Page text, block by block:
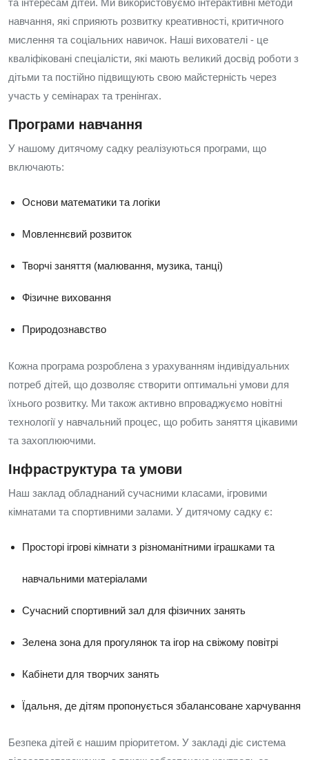
та інтересам дітей. Ми використовуємо інтерактивні методи
навчання, які сприяють розвитку креативності, критичного
мислення та соціальних навичок. Наші вихователі - це
кваліфіковані спеціалісти, які мають великий досвід роботи з
дітьми та постійно підвищують свою майстерність через
участь у семінарах та тренінгах.
Програми навчання
У нашому дитячому садку реалізуються програми, що
включають:
Основи математики та логіки
Мовленнєвий розвиток
Творчі заняття (малювання, музика, танці)
Фізичне виховання
Природознавство
Кожна програма розроблена з урахуванням індивідуальних
потреб дітей, що дозволяє створити оптимальні умови для
їхнього розвитку. Ми також активно впроваджуємо новітні
технології у навчальний процес, що робить заняття цікавими
та захоплюючими.
Інфраструктура та умови
Наш заклад обладнаний сучасними класами, ігровими
кімнатами та спортивними залами. У дитячому садку є:
Просторі ігрові кімнати з різноманітними іграшками та
навчальними матеріалами
Сучасний спортивний зал для фізичних занять
Зелена зона для прогулянок та ігор на свіжому повітрі
Кабінети для творчих занять
Їдальня, де дітям пропонується збалансоване харчування
Безпека дітей є нашим пріоритетом. У закладі діє система